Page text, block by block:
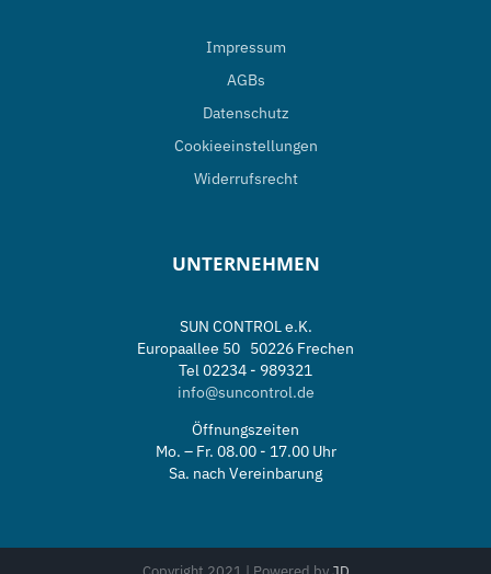
Impressum
AGBs
Datenschutz
Cookieeinstellungen
Widerrufsrecht
UNTERNEHMEN
SUN CONTROL e.K.
Europaallee 50 50226 Frechen
Tel 02234 - 989321
info@suncontrol.de
Öffnungszeiten
Mo. – Fr. 08.00 - 17.00 Uhr
Sa. nach Vereinbarung